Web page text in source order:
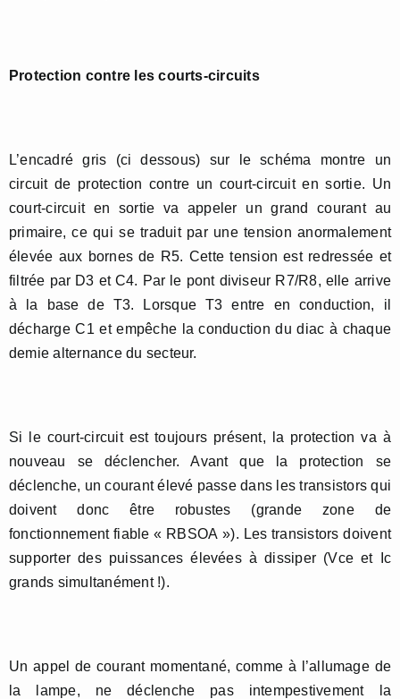
Protection contre les courts-circuits
L’encadré gris (ci dessous) sur le schéma montre un
circuit de protection contre un court-circuit en sortie. Un
court-circuit en sortie va appeler un grand courant au
primaire, ce qui se traduit par une tension anormalement
élevée aux bornes de R5. Cette tension est redressée et
filtrée par D3 et C4. Par le pont diviseur R7/R8, elle arrive
à la base de T3. Lorsque T3 entre en conduction, il
décharge C1 et empêche la conduction du diac à chaque
demie alternance du secteur.
Si le court-circuit est toujours présent, la protection va à
nouveau se déclencher. Avant que la protection se
déclenche, un courant élevé passe dans les transistors qui
doivent donc être robustes (grande zone de
fonctionnement fiable « RBSOA »). Les transistors doivent
supporter des puissances élevées à dissiper (Vce et Ic
grands simultanément !).
Un appel de courant momentané, comme à l’allumage de
la lampe, ne déclenche pas intempestivement la